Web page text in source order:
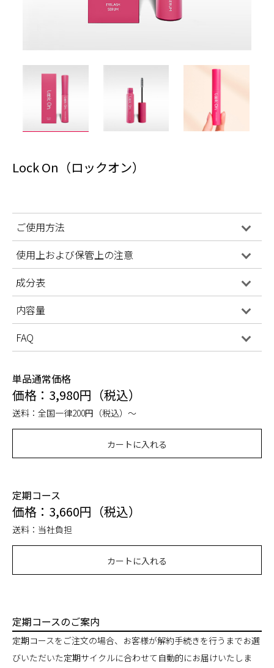
Lock On（ロックオン）
ご使用方法
使用上および保管上の注意
成分表
内容量
FAQ
単品通常価格
価格：3,980円（税込）
送料：全国一律200円（税込）～
カートに入れる
定期コース
価格：3,660円（税込）
送料：当社負担
カートに入れる
定期コースのご案内
定期コースをご注文の場合、お客様が解約手続きを行うまでお選
びいただいた定期サイクルに合わせて自動的にお届けいたしま